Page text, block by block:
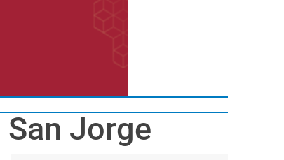
San Jorge